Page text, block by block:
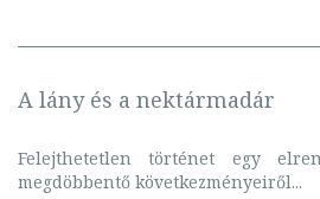
A lány és a nektármadár
Felejthetetlen történet egy
megdöbbentő következményeiről...